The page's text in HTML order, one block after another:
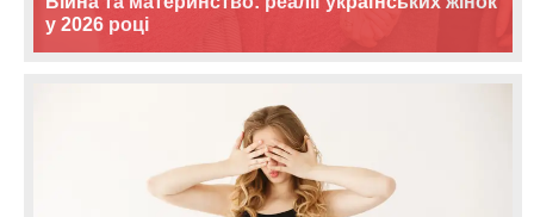
у 2026 році